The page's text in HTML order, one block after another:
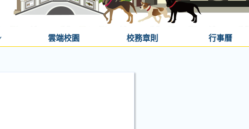
雲端校園 校務章則 行事曆